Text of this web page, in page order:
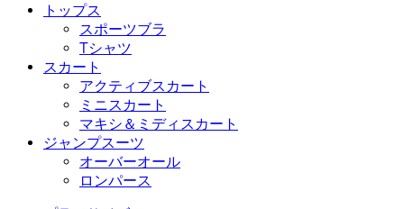
トップス
スポーツブラ
Tシャツ
スカート
アクティブスカート
ミニスカート
マキシ＆ミディスカート
ジャンプスーツ
オーバーオール
ロンパース